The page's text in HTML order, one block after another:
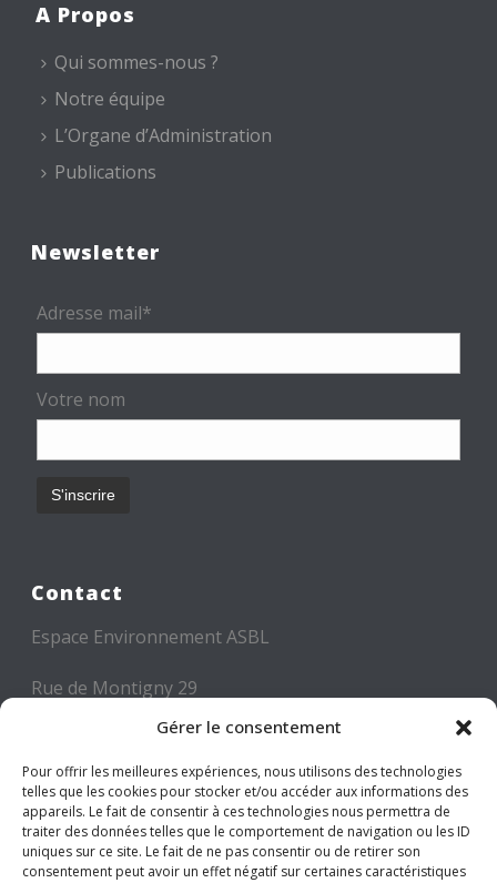
Gérer le consentement
Pour offrir les meilleures expériences, nous utilisons des technologies
telles que les cookies pour stocker et/ou accéder aux informations des
appareils. Le fait de consentir à ces technologies nous permettra de
traiter des données telles que le comportement de navigation ou les ID
uniques sur ce site. Le fait de ne pas consentir ou de retirer son
consentement peut avoir un effet négatif sur certaines caractéristiques
A Propos
Qui sommes-nous ?
Notre équipe
L’Organe d’Administration
Publications
Newsletter
Adresse mail*
Votre nom
Contact
Espace Environnement ASBL
Rue de Montigny 29
6000 CHARLEROI
Tél: +32 71 300 300
Mail: info@espace-environnement.be
TVA BE 0416.116.340